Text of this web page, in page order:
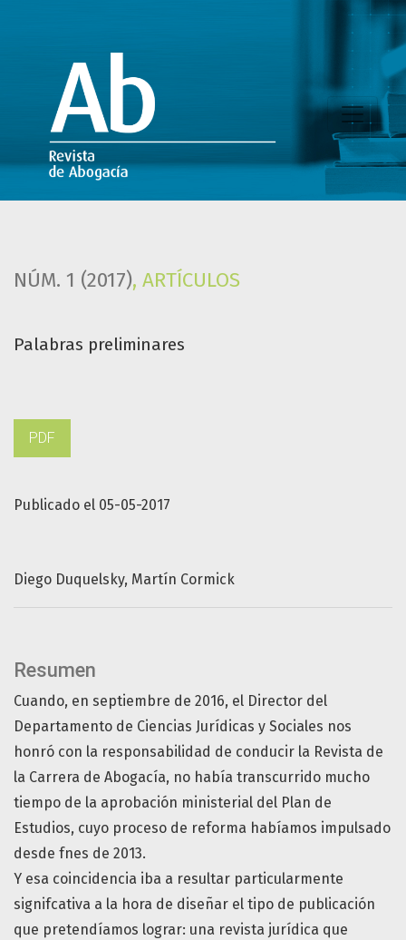
NÚM. 1 (2017), ARTÍCULOS
Palabras preliminares
Publicado el 05-05-2017
PDF
Diego Duquelsky Martín Cormick
Resumen
Cuando, en septiembre de 2016, el Director del
Departamento de Ciencias Jurídicas y Sociales nos
honró con la responsabilidad de conducir la Revista de
la Carrera de Abogacía, no había transcurrido mucho
tiempo de la aprobación ministerial del Plan de
Estudios, cuyo proceso de reforma habíamos impulsado
desde fnes de 2013.
Y esa coincidencia iba a resultar particularmente
signifcativa a la hora de diseñar el tipo de publicación
que pretendíamos lograr: una revista jurídica que